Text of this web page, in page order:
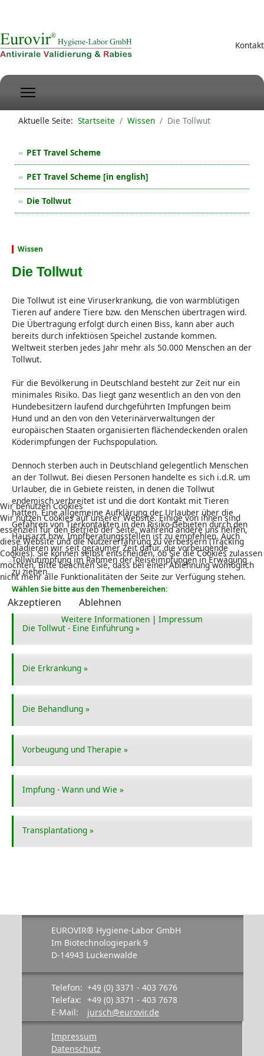
Kontakt
Aktuelle Seite: Startseite Wissen Die Tollwut
PET Travel Scheme
PET Travel Scheme [in english]
Die Tollwut
Wissen
Die Tollwut
Die Tollwut ist eine Viruserkrankung, die von warmblütigen
Tieren auf andere Tiere bzw. den Menschen übertragen wird.
Die Übertragung erfolgt durch einen Biss, kann aber auch
bereits durch infektiösen Speichel zustande kommen.
Weltweit sterben jedes Jahr mehr als 50.000 Menschen an der
Tollwut.
Für die Bevölkerung in Deutschland besteht zur Zeit nur ein
minimales Risiko. Das liegt ganz wesentlich an den von den
Hundebesitzern laufend durchgeführten Impfungen beim
Hund und an den von den Veterinärverwaltungen der
europäischen Staaten organisierten flächendeckenden oralen
Köderimpfungen der Fuchspopulation.
Dennoch sterben auch in Deutschland gelegentlich Menschen
an der Tollwut. Bei diesen Personen handelte es sich i.d.R. um
Urlauber, die in Gebiete reisten, in denen die Tollwut
endemisch verbreitet ist und die dort Kontakt mit Tieren
hatten. Eine allgemeine Aufklärung der Urlauber über die
Gefahren von Tierkontakten in den Risiko-Gebieten durch den
Hausarzt bzw. Impfberatungsstellen ist zu empfehlen. Auch
plädieren wir seit geraumer Zeit dafür, die vorbeugende
Tollwutimpfung im Rahmen der Reiseimpfungen in Erwägung
zu ziehen.
Wählen Sie bitte aus den Themenbereichen:
Die Tollwut - Eine Einführung »
Die Erkrankung »
Die Behandlung »
Vorbeugung und Therapie »
Impfung - Wann und Wie »
Transplantationg »
EUROVIR® Hygiene-Labor GmbH
Im Biotechnologiepark 9
D-14943 Luckenwalde
Telefon: +49 (0) 3371 - 403 7676
Telefax: +49 (0) 3371 - 403 7678
E-Mail:
jursch@eurovir.de
Impressum
Datenschutz
Wir benutzen Cookies
Wir nutzen Cookies auf unserer Website. Einige von ihnen sind
essenziell für den Betrieb der Seite, während andere uns helfen,
diese Website und die Nutzererfahrung zu verbessern (Tracking
Cookies). Sie können selbst entscheiden, ob Sie die Cookies zulassen
möchten. Bitte beachten Sie, dass bei einer Ablehnung womöglich
nicht mehr alle Funktionalitäten der Seite zur Verfügung stehen.
Akzeptieren Ablehnen
Weitere Informationen | Impressum